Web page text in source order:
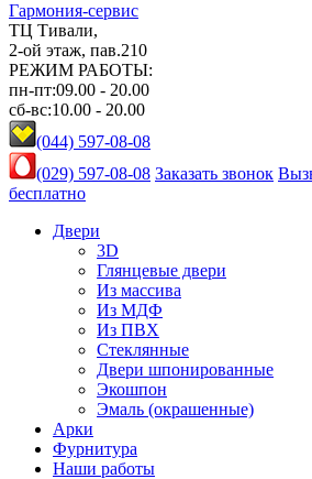
Гармония-сервис
ТЦ Тивали,
2-ой этаж, пав.210
РЕЖИМ РАБОТЫ:
пн-пт:09.00 - 20.00
cб-вс:10.00 - 20.00
(044) 597-08-08
(029) 597-08-08 Заказать звонок
бесплатно
Двери
3D
Глянцевые двери
Из массива
Из МДФ
Из ПВХ
Стеклянные
Двери шпонированные
Экошпон
Эмаль (окрашенные)
Арки
Фурнитура
Наши работы